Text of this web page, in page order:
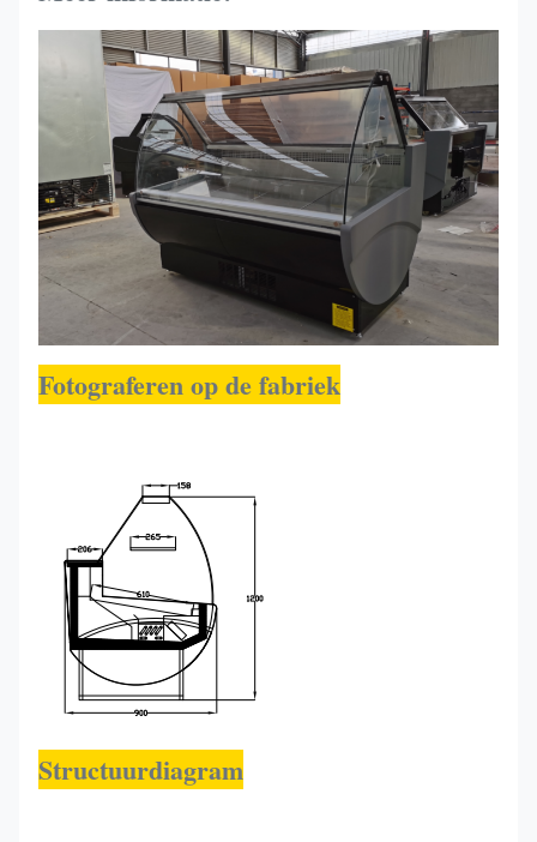
1500*900*1200 R290
Fotograferen op de fabriek
Structuurdiagram